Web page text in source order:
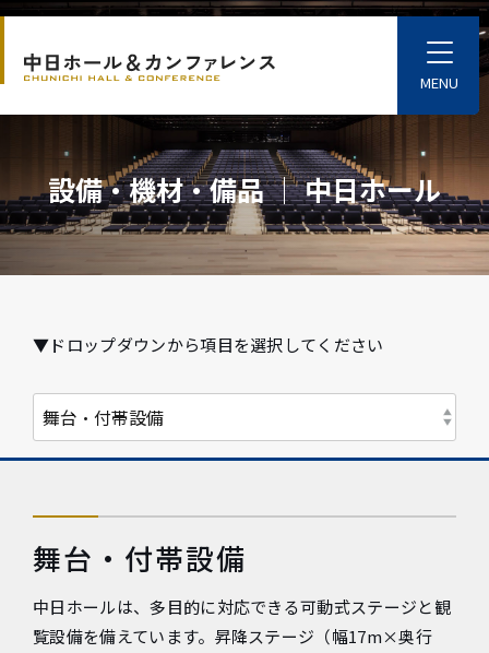
S
h
m
n
T
o
g
e
M
e
n
u
設備・機材・備品 │ 中日ホール
▼ドロップダウンから項目を選択してください
舞台・付帯設備
中日ホールは、多目的に対応できる可動式ステージと観
覧設備を備えています。昇降ステージ（幅17m×奥行